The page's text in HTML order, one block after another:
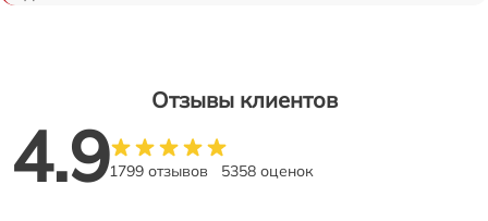
Отзывы клиентов
4.91799 отзывов 5358 оценок